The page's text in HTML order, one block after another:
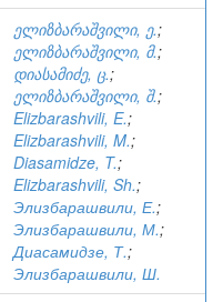
ელიზბარაშვილი, ე.;
ელიზბარაშვილი, მ.;
დიასამიძე, ც.;
ელიზბარაშვილი, შ.;
Elizbarashvili, E.;
Elizbarashvili, M.;
Diasamidze, T.;
Elizbarashvili, Sh.;
Элизбарашвили, Е.;
Элизбарашвили, М.;
Диасамидзе, Т.;
Элизбарашвили, Ш.